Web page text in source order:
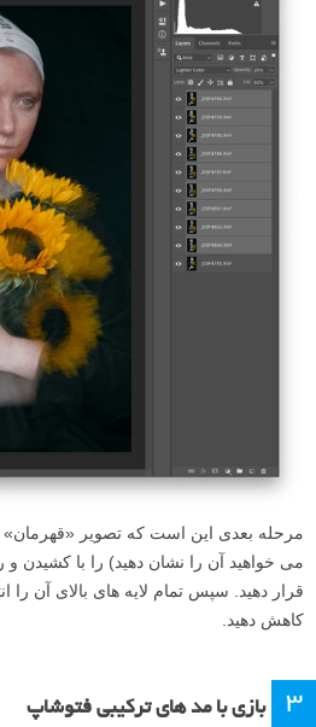
مرحله بعدی این است که تصویر «قهرمان»
می خواهید آن را نشان دهید) را با کشیدن و
کاهش دهید.
۳ بازی با مد های ترکیبی فتوشاپ